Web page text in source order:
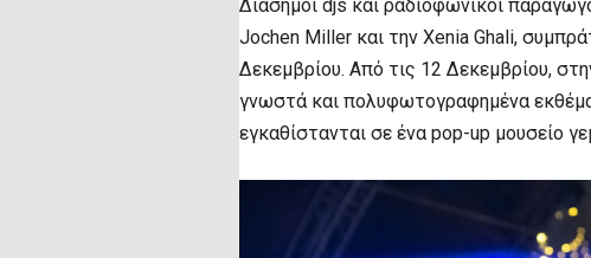
Διάσημοι djs και ραδιοφωνικοί
Jochen Miller και την Xenia Ghali,
Δεκεμβρίου. Από τις 12 Δεκεμβρίου,
γνωστά και πολυφωτογραφημένα
εγκαθίστανται σε ένα pop-up μουσείο